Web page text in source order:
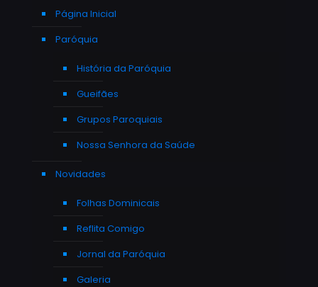
Página Inicial
Paróquia
História da Paróquia
Gueifães
Grupos Paroquiais
Nossa Senhora da Saúde
Novidades
Folhas Dominicais
Reflita Comigo
Jornal da Paróquia
Galeria